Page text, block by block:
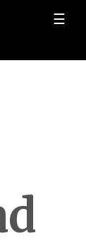
☰